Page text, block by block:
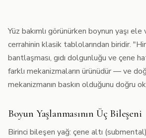
Yüz bakımlı görünürken boynun yaşı
cerrahinin klasik tablolarından biridir.
bantlaşması, gıdı dolgunluğu ve çene
farklı mekanizmaların ürünüdür — ve
mekanizmanın baskın olduğunu doğru
Boyun Yaşlanmasının Üç Bileşeni
Birinci bileşen yağ: çene altı